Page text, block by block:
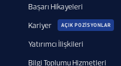
Başarı Hikayeleri
Kariyer
AÇIK POZİSYONLAR
Yatırımcı İlişkileri
Bilgi Toplumu Hizmetleri